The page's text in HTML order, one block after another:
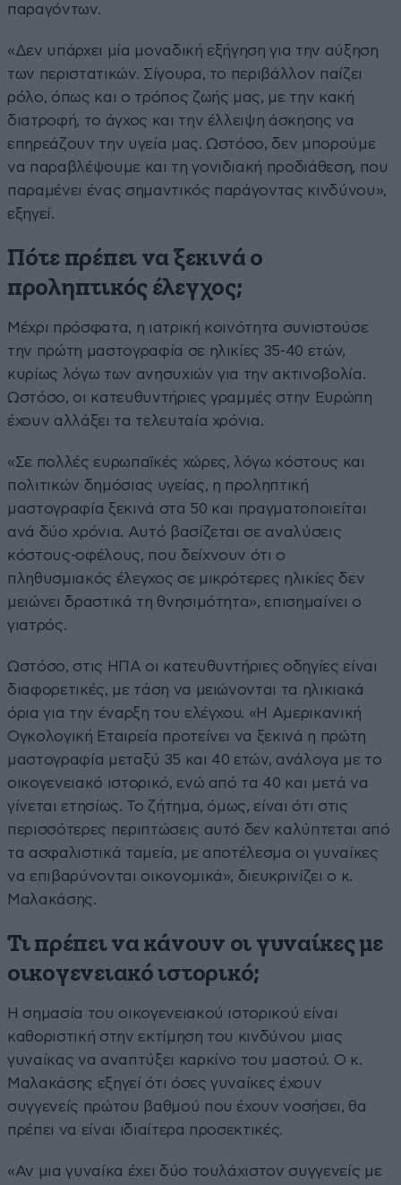
παραγόντων.
«Δεν υπάρχει μία μοναδική εξήγηση για την αύξηση
των περιστατικών. Σίγουρα, το περιβάλλον παίζει
ρόλο, όπως και ο τρόπος ζωής μας, με την κακή
διατροφή, το άγχος και την έλλειψη άσκησης να
επηρεάζουν την υγεία μας. Ωστόσο, δεν μπορούμε
να παραβλέψουμε και τη γονιδιακή προδιάθεση, που
παραμένει ένας σημαντικός παράγοντας κινδύνου»,
εξηγεί.
Πότε πρέπει να ξεκινά ο
προληπτικός έλεγχος;
Μέχρι πρόσφατα, η ιατρική κοινότητα συνιστούσε
την πρώτη μαστογραφία σε ηλικίες 35-40 ετών,
κυρίως λόγω των ανησυχιών για την ακτινοβολία.
Ωστόσο, οι κατευθυντήριες γραμμές στην Ευρώπη
έχουν αλλάξει τα τελευταία χρόνια.
«Σε πολλές ευρωπαϊκές χώρες, λόγω κόστους και
πολιτικών δημόσιας υγείας, η προληπτική
μαστογραφία ξεκινά στα 50 και πραγματοποιείται
ανά δύο χρόνια. Αυτό βασίζεται σε αναλύσεις
κόστους-οφέλους, που δείχνουν ότι ο
πληθυσμιακός έλεγχος σε μικρότερες ηλικίες δεν
μειώνει δραστικά τη θνησιμότητα», επισημαίνει ο
γιατρός.
Ωστόσο, στις ΗΠΑ οι κατευθυντήριες οδηγίες είναι
διαφορετικές, με τάση να μειώνονται τα ηλικιακά
όρια για την έναρξη του ελέγχου. «Η Αμερικανική
Ογκολογική Εταιρεία προτείνει να ξεκινά η πρώτη
μαστογραφία μεταξύ 35 και 40 ετών, ανάλογα με το
οικογενειακό ιστορικό, ενώ από τα 40 και μετά να
γίνεται ετησίως. Το ζήτημα, όμως, είναι ότι στις
περισσότερες περιπτώσεις αυτό δεν καλύπτεται από
τα ασφαλιστικά ταμεία, με αποτέλεσμα οι γυναίκες
να επιβαρύνονται οικονομικά», διευκρινίζει ο κ.
Μαλακάσης.
Τι πρέπει να κάνουν οι γυναίκες με
οικογενειακό ιστορικό;
Η σημασία του οικογενειακού ιστορικού είναι
καθοριστική στην εκτίμηση του κινδύνου μιας
γυναίκας να αναπτύξει καρκίνο του μαστού. Ο κ.
Μαλακάσης εξηγεί ότι όσες γυναίκες έχουν
συγγενείς πρώτου βαθμού που έχουν νοσήσει, θα
πρέπει να είναι ιδιαίτερα προσεκτικές.
«Αν μια γυναίκα έχει δύο τουλάχιστον συγγενείς με